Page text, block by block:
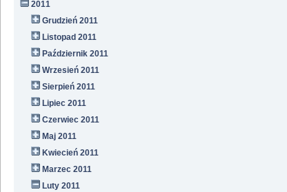
2011
Grudzień 2011
Listopad 2011
Październik 2011
Wrzesień 2011
Sierpień 2011
Lipiec 2011
Czerwiec 2011
Maj 2011
Kwiecień 2011
Marzec 2011
Luty 2011